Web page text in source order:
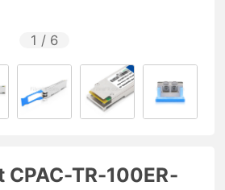
1 / 6
CPAC-TR-100ER-